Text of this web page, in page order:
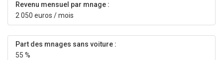
Revenu mensuel par mnage :
2 050 euros / mois
Part des mnages sans voiture :
55 %